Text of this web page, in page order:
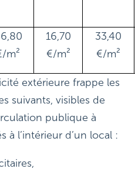
m²
16,70
€/m²
33,40
€/m²
extérieure frappe les
suivants, visibles de
publique à
à l’intérieur d’un local :